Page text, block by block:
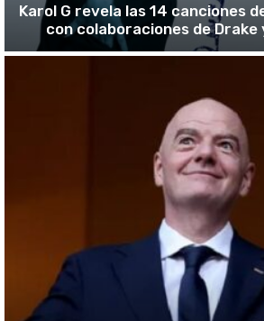
Karol G revela las 14 canciones
con colaboraciones de Drake